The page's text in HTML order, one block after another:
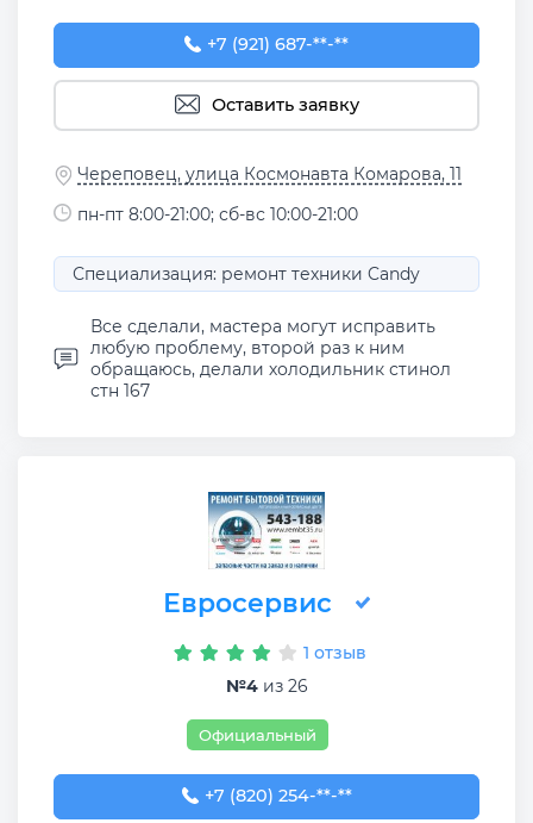
+7 (921) 687-85-34
+7 (921) 687-**-**
Оставить заявку
Череповец, улица Космонавта Комарова, 11
пн-пт 8:00-21:00; сб-вс 10:00-21:00
Специализация: ремонт техники Candy
Все сделали, мастера могут исправить
любую проблему, второй раз к ним
обращаюсь, делали холодильник стинол
стн 167
Евросервис
1 отзыв
№4из 26
Официальный
+7 (820) 254-31-88
+7 (820) 254-**-**